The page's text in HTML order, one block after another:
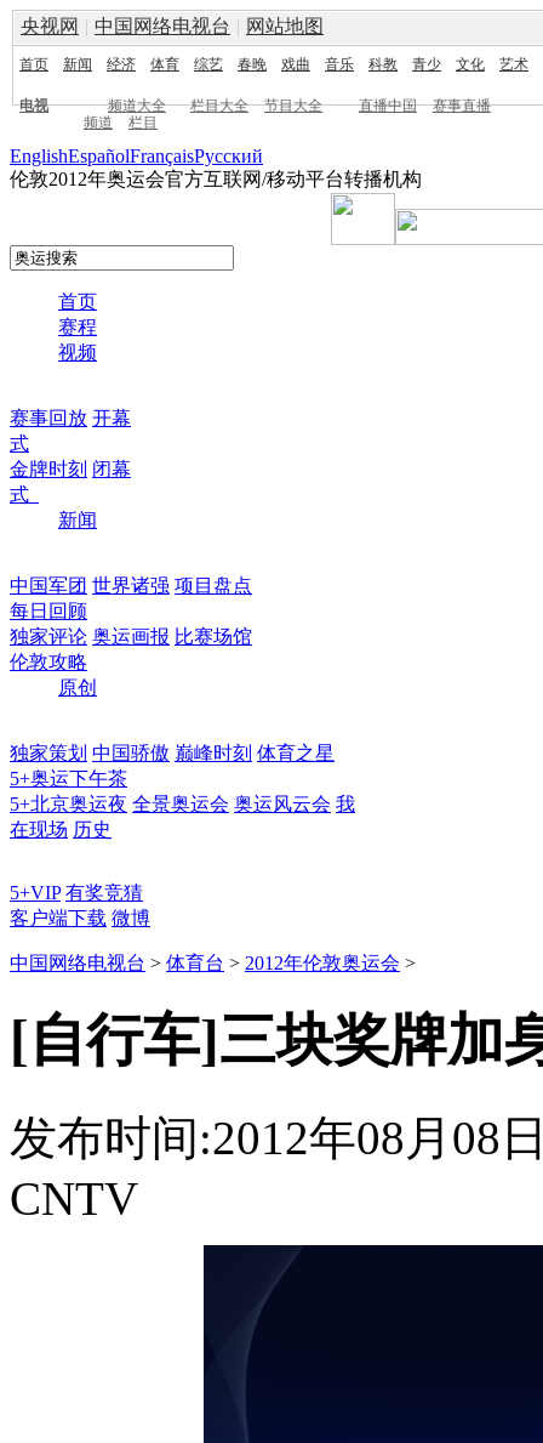
央视网 | 中国网络电视台 | 网站地图
首页 新闻 经济 体育 综艺 春晚 戏曲 音乐 科教 青少 文化 艺术
电视 频道大全 栏目大全 节目大全 直播中国
赛事直播
频道
栏目
EnglishEspañolFrançaisPусский
伦敦2012年奥运会官方互联网/移动平台转播机构
首页
赛程
视频
赛事回放 开幕
式
金牌时刻 闭幕
式
新闻
中国军团 世界诸强 项目盘点
每日回顾
独家评论 奥运画报 比赛场馆
伦敦攻略
原创
独家策划 中国骄傲 巅峰时刻 体育之星
5+奥运下午茶
5+北京奥运夜 全景奥运会 奥运风云会 我
在现场 历史
5+VIP 有奖竞猜
客户端下载 微博
中国网络电视台 > 体育台 > 2012年伦敦奥运会 >
[自行车]三块奖牌加
发布时间:2012年08月08
CNTV